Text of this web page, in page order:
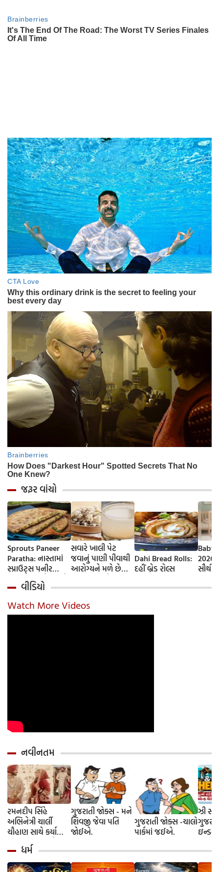
જરૂર વાંચો
Sprouts Paneer
Paratha: નાસ્તામાં
સ્પ્રાઉટ્સ પનીર
પરાઠા બનાવો, તમને
પ્રોટીનનો ડબલ ડોઝ
મળશે
સવારે ખાલી પેટ
જવાનું પાણી પીવાથી
આરોગ્યને મળે છે
જાણીએ તેના ફાયદા
અને ઉપયોગ કરવાની
યોગ્ય રીત
Dahi Bread Rolls:
દહીં બ્રેડ રોલ્સ
Baby
વીડિયો
Watch More Videos
નવીનતમ
રમનદીપ સિંહે
અભિનેત્રી ચાર્લી
ચૌહાણ સાથે કર્યા
લગ્ન, જશ્નમાં ક્રિકેટ
જગતના કલાકારોની
હાજરી
ગુજરાતી જોક્સ - મને
શિવજી જેવા પતિ
જોઈએ.
ગુજરાતી જોક્સ -ચાલો
પાર્કમાં જઈએ.
ઝી
ચેરી'
ધર્મ